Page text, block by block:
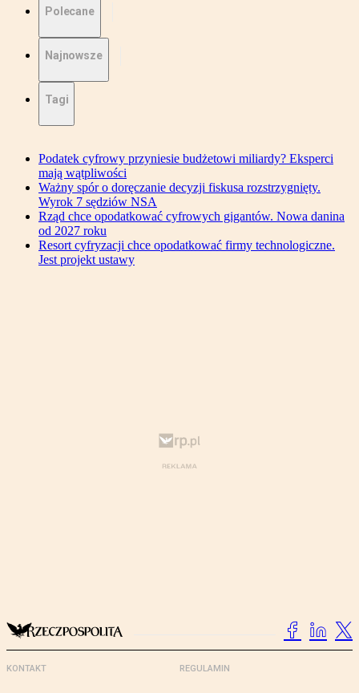
Polecane
Najnowsze
Tagi
Podatek cyfrowy przyniesie budżetowi miliardy? Eksperci
mają wątpliwości
Ważny spór o doręczanie decyzji fiskusa rozstrzygnięty.
Wyrok 7 sędziów NSA
Rząd chce opodatkować cyfrowych gigantów. Nowa danina
od 2027 roku
Resort cyfryzacji chce opodatkować firmy technologiczne.
Jest projekt ustawy
KONTAKT REGULAMIN